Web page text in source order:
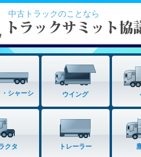
中古トラックのことなら
シャーシ ウイング
クタ トレーラー